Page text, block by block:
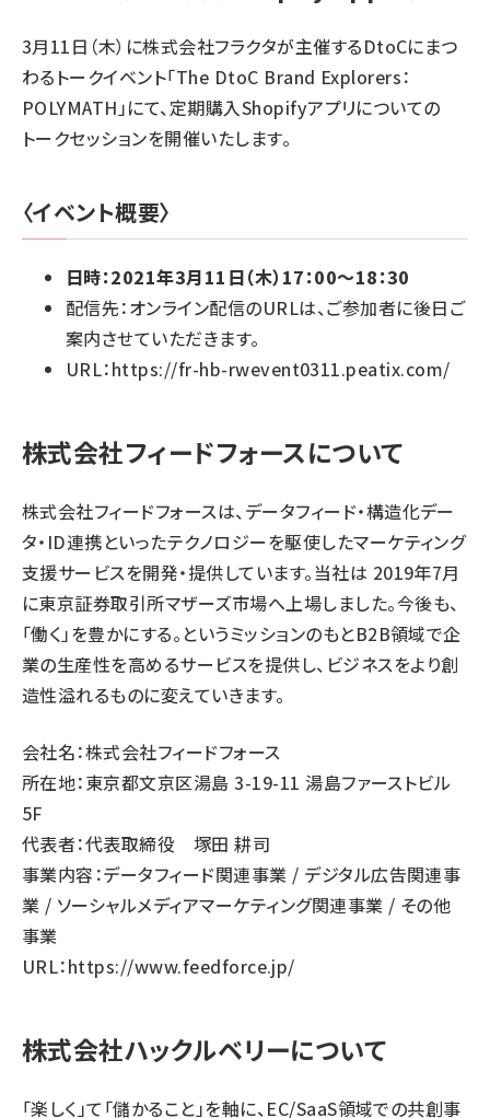
3月11日（木）に株式会社フラクタが主催するDtoCにまつ
わるトークイベント「The DtoC Brand Explorers：
POLYMATH」にて、定期購入Shopifyアプリについての
トークセッションを開催いたします。
〈イベント概要〉
日時：2021年3月11日（木）17：00〜18：30
配信先：オンライン配信のURLは、ご参加者に後日ご
案内させていただきます。
URL：https://fr-hb-rwevent0311.peatix.com/
株式会社フィードフォースについて
株式会社フィードフォースは、データフィード・構造化デー
タ・ID連携といったテクノロジーを駆使したマーケティング
支援サービスを開発・提供しています。当社は 2019年7月
に東京証券取引所マザーズ市場へ上場しました。今後も、
「働く」を豊かにする。というミッションのもとB2B領域で企
業の生産性を高めるサービスを提供し、ビジネスをより創
造性溢れるものに変えていきます。
会社名：株式会社フィードフォース
所在地：東京都文京区湯島 3-19-11 湯島ファーストビル
5F
代表者：代表取締役 塚田 耕司
事業内容：データフィード関連事業 / デジタル広告関連事
業 / ソーシャルメディアマーケティング関連事業 / その他
事業
URL：https://www.feedforce.jp/
株式会社ハックルベリーについて
「楽しく」て「儲かること」を軸に、EC/SaaS領域での共創事